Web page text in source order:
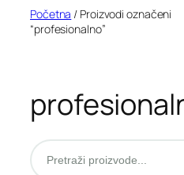
Početna / Proizvodi označeni
“profesionalno”
Pretraži